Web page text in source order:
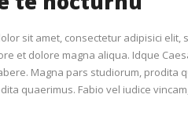
sit amet, consectetur adipisici elit,
et dolore magna aliqua. Idque
Magna pars studiorum, prodita
quaerimus. Fabio vel iudice